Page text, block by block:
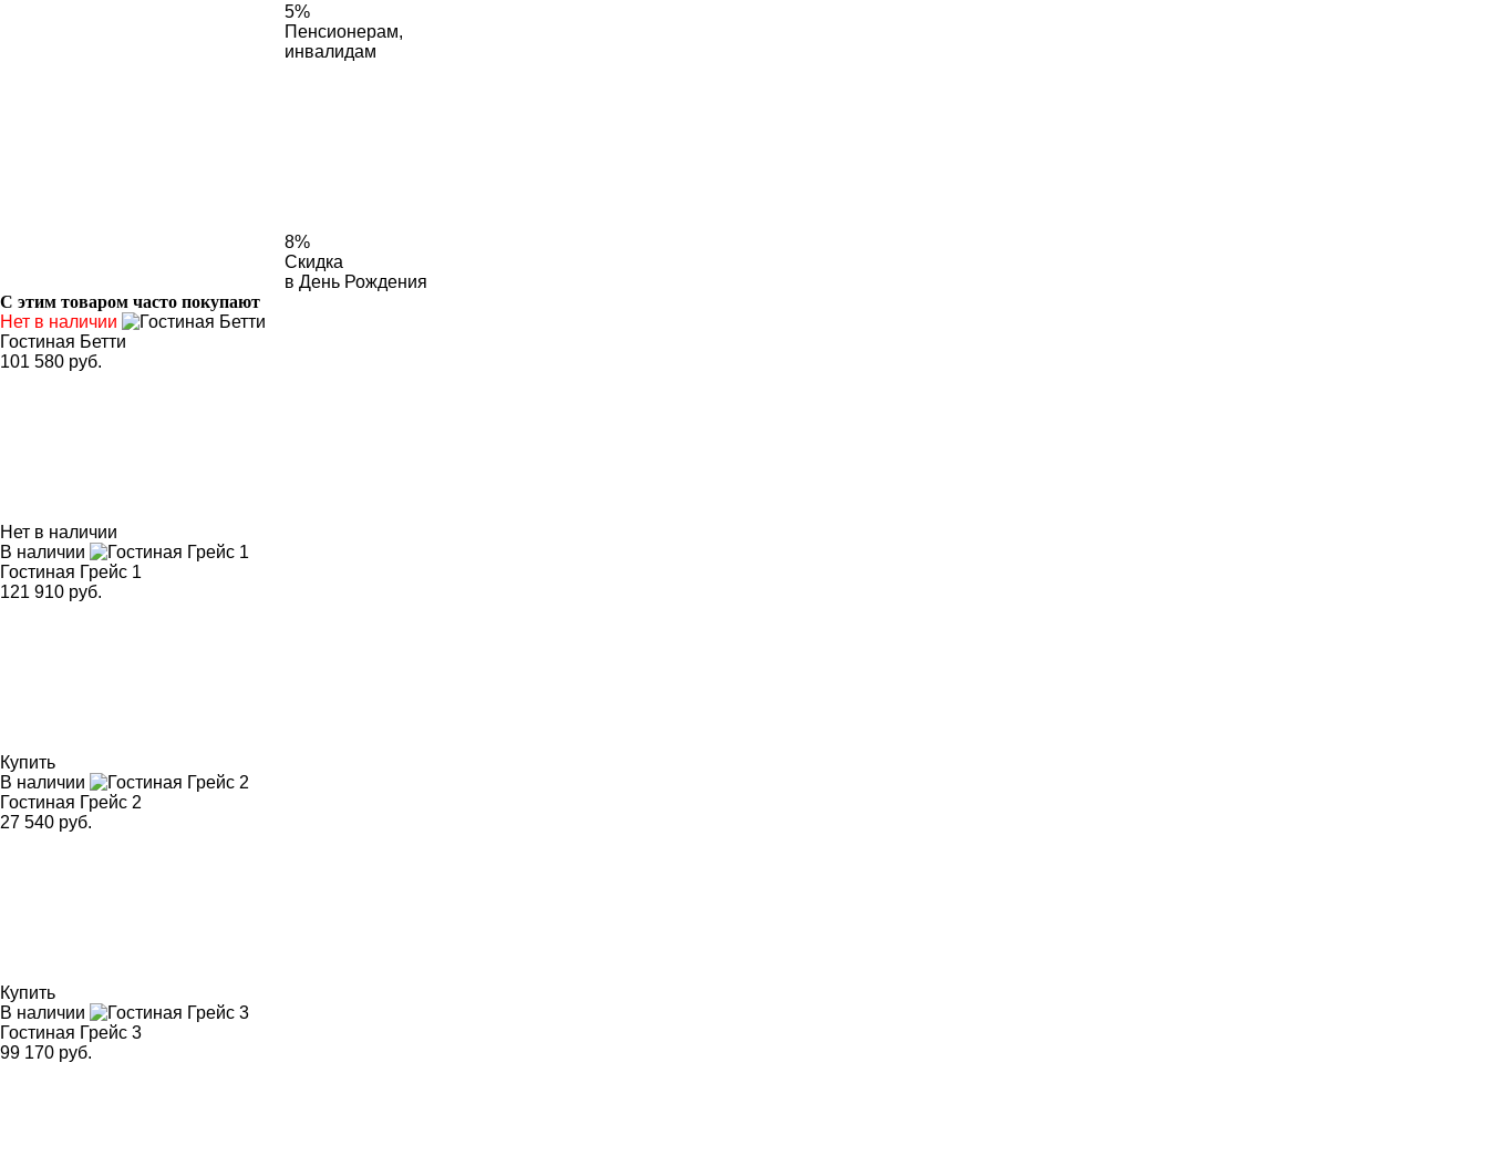
5%
Пенсионерам,
инвалидам
8%
Скидка
в День Рождения
С этим товаром часто покупают
Нет в наличии
Гостиная Бетти
101 580 руб.
Нет в наличии
В наличии
Гостиная Грейс 1
121 910 руб.
Купить
В наличии
Гостиная Грейс 2
27 540 руб.
Купить
В наличии
Гостиная Грейс 3
99 170 руб.